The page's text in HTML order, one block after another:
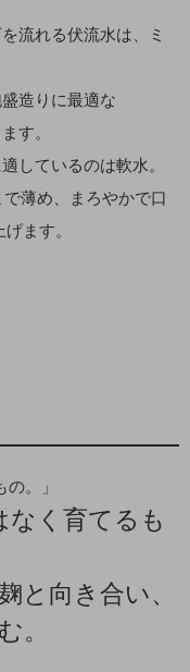
流れる伏流水は、ミ
造りに最適な
す。
しているのは軟水。
薄め、まろやかで口
ます。
なく育てるも
と向き合い、
。